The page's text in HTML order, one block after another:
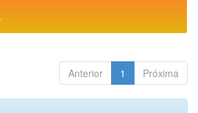
Anterior 1 Próxima